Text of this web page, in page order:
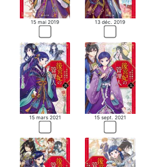
15 mai 2019 13 déc. 2019
15 mars 2021 15 sept. 2021